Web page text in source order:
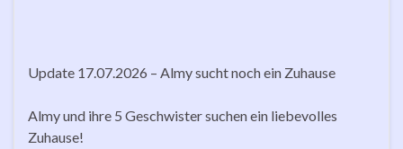
Update 17.07.2026 – Almy sucht noch ein Zuhause
Almy und ihre 5 Geschwister suchen ein liebevolles
Zuhause!